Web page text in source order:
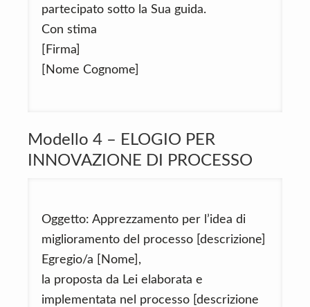
partecipato sotto la Sua guida.
Con stima
[Firma]
[Nome Cognome]
Modello 4 – ELOGIO PER
INNOVAZIONE DI PROCESSO
Oggetto: Apprezzamento per l’idea di
miglioramento del processo [descrizione]
Egregio/a [Nome],
la proposta da Lei elaborata e
implementata nel processo [descrizione